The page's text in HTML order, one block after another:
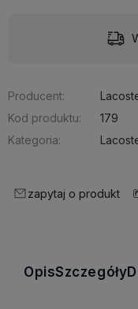
Producent:
Kod produktu:
179
Kategoria:
zapytaj o produkt
OpisSzczegóły